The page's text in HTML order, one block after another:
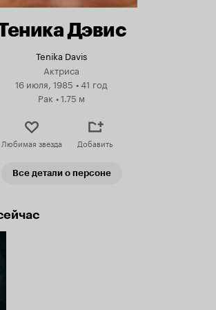
Дэвис
Tenika Davis
Актриса
16 июля, 1985 •41 год
Рак •1.75 м
Любимая звезда Добавить
Все детали о персоне